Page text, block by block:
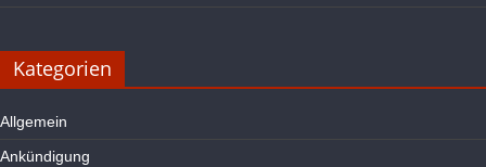
Kategorien
Allgemein
Ankündigung